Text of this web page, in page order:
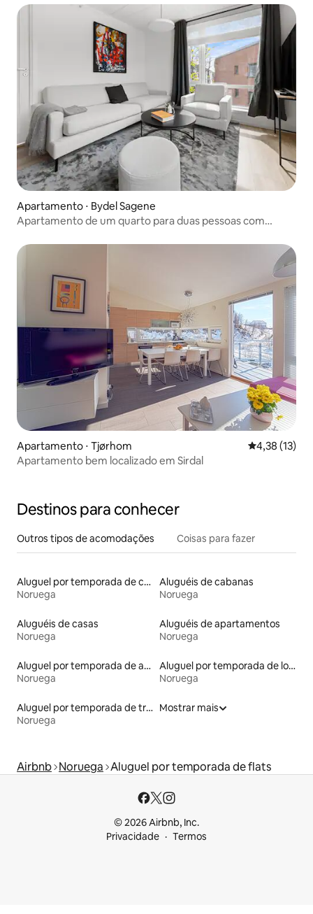
Apartamento ⋅ Bydel Sagene
Apartamento de um quarto para duas pessoas com
Apartamento ⋅ Tjørhom 4,38 de uma
4,38 (13)
Apartamento bem localizado em Sirdal
Destinos para conhecer
Outros tipos de acomodações Coisas para fazer
Aluguel por temporada de casas arredondadas
Noruega
Aluguéis de cabanas
Noruega
Aluguéis de casas
Noruega
Aluguéis de apartamentos
Noruega
Aluguel por temporada de apart-hotéis
Noruega
Aluguel por temporada de lofts
Noruega
Aluguel por temporada de trailers
Noruega
Mostrar mais
Airbnb Noruega Aluguel por temporada de flats
© 2026 Airbnb, Inc.
Privacidade
Termos